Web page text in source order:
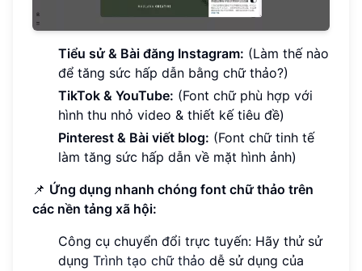
Tiểu sử & Bài đăng Instagram: (Làm thế nào
để tăng sức hấp dẫn bằng chữ thảo?)
TikTok & YouTube: (Font chữ phù hợp với
hình thu nhỏ video & thiết kế tiêu đề)
Pinterest & Bài viết blog: (Font chữ tinh tế
làm tăng sức hấp dẫn về mặt hình ảnh)
📌 Ứng dụng nhanh chóng font chữ thảo trên
các nền tảng xã hội:
Công cụ chuyển đổi trực tuyến: Hãy thử sử
dụng Trình tạo chữ thảo dễ sử dụng của